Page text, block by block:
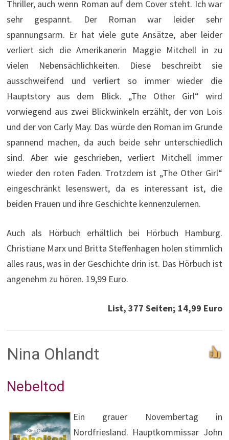
Thriller, auch wenn Roman auf dem Cover steht. Ich war
sehr gespannt. Der Roman war leider sehr
spannungsarm. Er hat viele gute Ansätze, aber leider
verliert sich die Amerikanerin Maggie Mitchell in zu
vielen Nebensächlichkeiten. Diese beschreibt sie
ausschweifend und verliert so immer wieder die
Hauptstory aus dem Blick. „The Other Girl“ wird
vorwiegend aus zwei Blickwinkeln erzählt, der von Lois
und der von Carly May. Das würde den Roman im Grunde
spannend machen, da auch beide sehr unterschiedlich
sind. Aber wie geschrieben, verliert Mitchell immer
wieder den roten Faden. Trotzdem ist „The Other Girl“
eingeschränkt lesenswert, da es interessant ist, die
beiden Frauen und ihre Geschichte kennenzulernen.
Auch als Hörbuch erhältlich bei Hörbuch Hamburg.
Christiane Marx und Britta Steffenhagen holen stimmlich
alles raus, was in der Geschichte drin ist. Das Hörbuch ist
angenehm zu hören. 19,99 Euro.
List, 377 Seiten; 14,99 Euro
Nina Ohlandt
Nebeltod
Ein grauer Novembertag in
Nordfriesland. Hauptkommissar John